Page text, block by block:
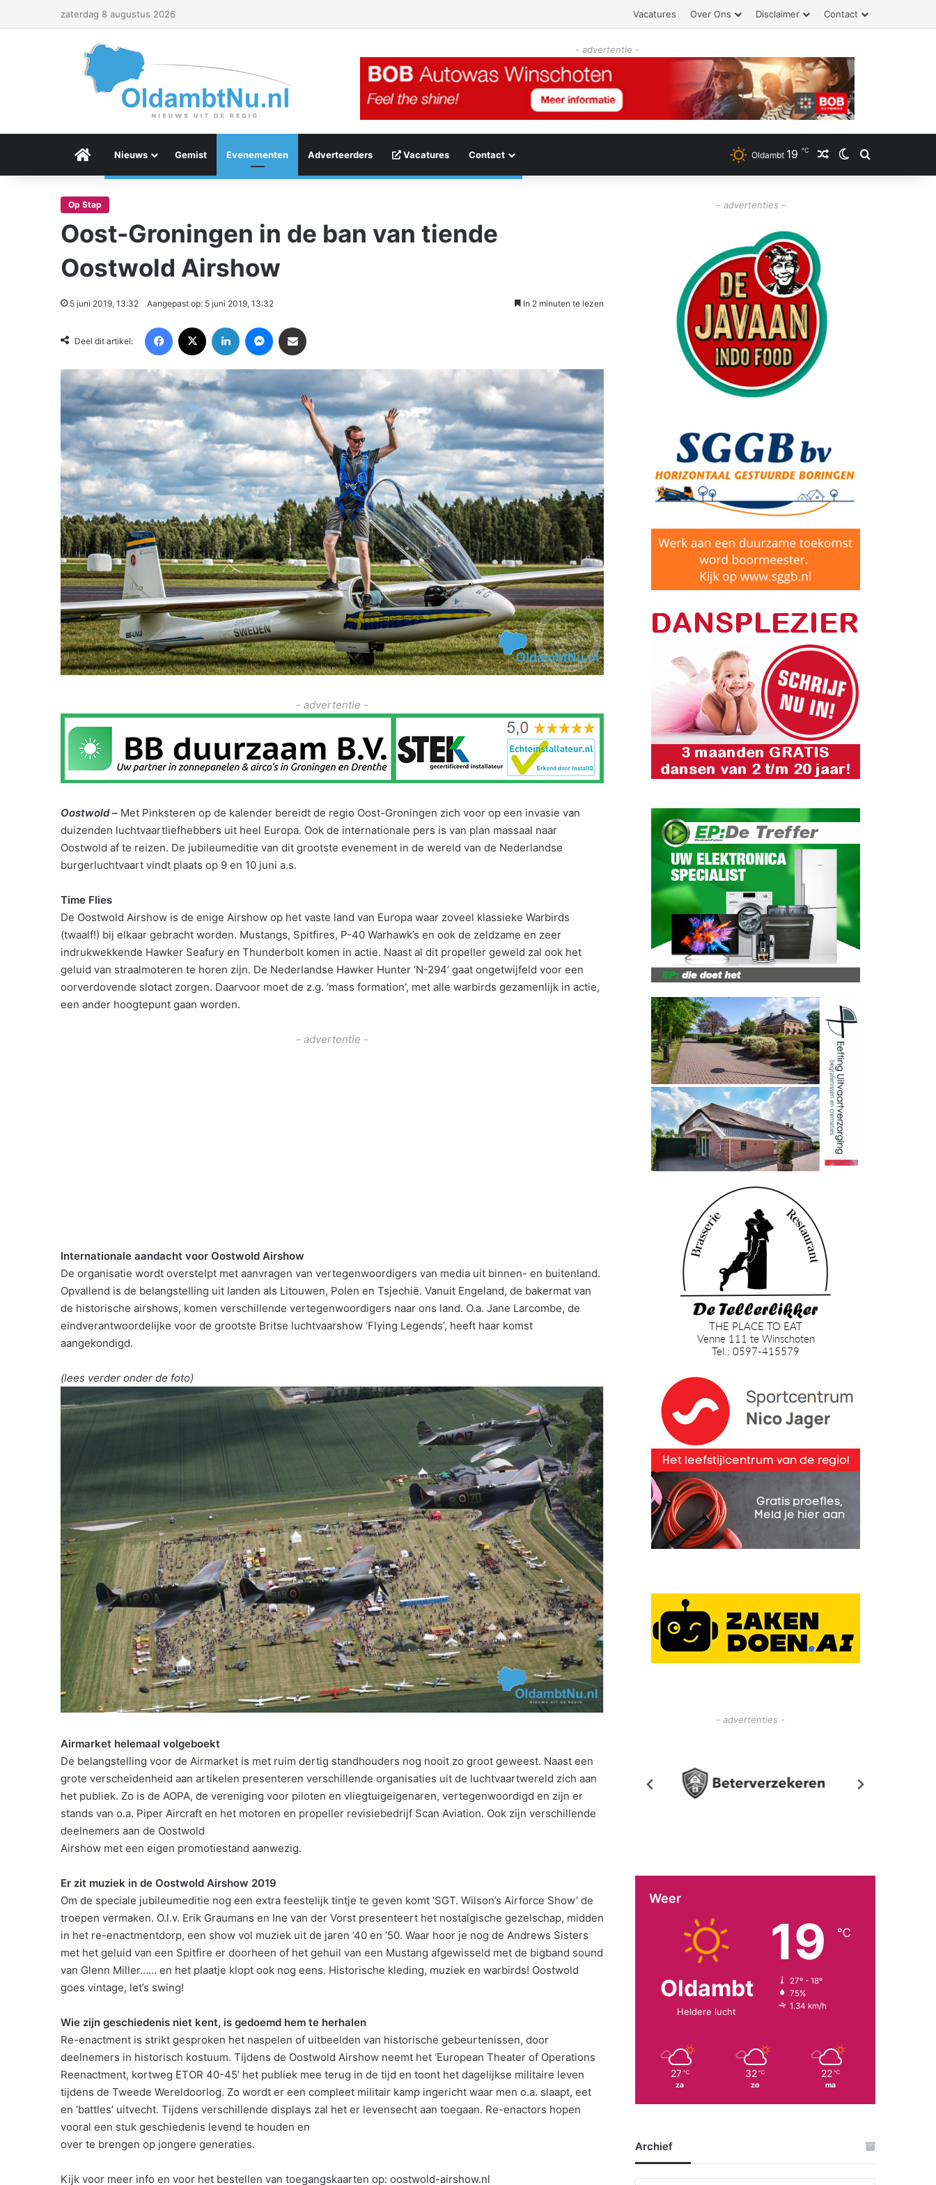
zaterdag 8 augustus 2026 Vacatures Over Ons Disclaimer Contact
- advertentie -
Menu Item
Nieuws Gemist Evenementen Adverteerders Vacatures Contact Oldambt 19 ℃ Willekeurig artikel
Switch skin
Zoeken
Op Stap
Oost-Groningen in de ban van tiende
Oostwold Airshow
5 juni 2019, 13:32 Aangepast op: 5 juni 2019, 13:32 In 2 minuten te lezen
Deel dit artikel:
- advertentie -
Oostwold – Met Pinksteren op de kalender bereidt de regio Oost-Groningen zich voor op een invasie van
duizenden luchtvaartliefhebbers uit heel Europa. Ook de internationale pers is van plan massaal naar
Oostwold af te reizen. De jubileumeditie van dit grootste evenement in de wereld van de Nederlandse
burgerluchtvaart vindt plaats op 9 en 10 juni a.s.
Time Flies
De Oostwold Airshow is de enige Airshow op het vaste land van Europa waar zoveel klassieke Warbirds
(twaalf!) bij elkaar gebracht worden. Mustangs, Spitfires, P-40 Warhawk’s en ook de zeldzame en zeer
indrukwekkende Hawker Seafury en Thunderbolt komen in actie. Naast al dit propeller geweld zal ook het
geluid van straalmoteren te horen zijn. De Nederlandse Hawker Hunter ‘N-294’ gaat ongetwijfeld voor een
oorverdovende slotact zorgen. Daarvoor moet de z.g. ‘mass formation’, met alle warbirds gezamenlijk in actie,
een ander hoogtepunt gaan worden.
- advertentie -
Internationale aandacht voor Oostwold Airshow
De organisatie wordt overstelpt met aanvragen van vertegenwoordigers van media uit binnen- en buitenland.
Opvallend is de belangstelling uit landen als Litouwen, Polen en Tsjechië. Vanuit Engeland, de bakermat van
de historische airshows, komen verschillende vertegenwoordigers naar ons land. O.a. Jane Larcombe, de
eindverantwoordelijke voor de grootste Britse luchtvaarshow ‘Flying Legends’, heeft haar komst
aangekondigd.
(lees verder onder de foto)
Airmarket helemaal volgeboekt
De belangstelling voor de Airmarket is met ruim dertig standhouders nog nooit zo groot geweest. Naast een
grote verscheidenheid aan artikelen presenteren verschillende organisaties uit de luchtvaartwereld zich aan
het publiek. Zo is de AOPA, de vereniging voor piloten en vliegtuigeigenaren, vertegenwoordigd en zijn er
stands van o.a. Piper Aircraft en het motoren en propeller revisiebedrijf Scan Aviation. Ook zijn verschillende
deelnemers aan de Oostwold
Airshow met een eigen promotiestand aanwezig.
Er zit muziek in de Oostwold Airshow 2019
Om de speciale jubileumeditie nog een extra feestelijk tintje te geven komt ‘SGT. Wilson’s Airforce Show’ de
troepen vermaken. O.l.v. Erik Graumans en Ine van der Vorst presenteert het nostalgische gezelschap, midden
in het re-enactmentdorp, een show vol muziek uit de jaren ’40 en ’50. Waar hoor je nog de Andrews Sisters
met het geluid van een Spitfire er doorheen of het gehuil van een Mustang afgewisseld met de bigband sound
van Glenn Miller…… en het plaatje klopt ook nog eens. Historische kleding, muziek en warbirds! Oostwold
goes vintage, let’s swing!
Wie zijn geschiedenis niet kent, is gedoemd hem te herhalen
Re-enactment is strikt gesproken het naspelen of uitbeelden van historische gebeurtenissen, door
deelnemers in historisch kostuum. Tijdens de Oostwold Airshow neemt het ‘European Theater of Operations
Reenactment, kortweg ETOR 40-45’ het publiek mee terug in de tijd en toont het dagelijkse militaire leven
tijdens de Tweede Wereldoorlog. Zo wordt er een compleet militair kamp ingericht waar men o.a. slaapt, eet
en ‘battles’ uitvecht. Tijdens verschillende displays zal het er levensecht aan toegaan. Re-enactors hopen
vooral een stuk geschiedenis levend te houden en
over te brengen op jongere generaties.
Kijk voor meer info en voor het bestellen van toegangskaarten op: oostwold-airshow.nl
– advertenties –
- advertenties -
Weer
Oldambt
Heldere lucht
19 ℃
27º - 18º
75%
1.34 km/h
27 ℃
za
32 ℃
zo
22 ℃
ma
Archief